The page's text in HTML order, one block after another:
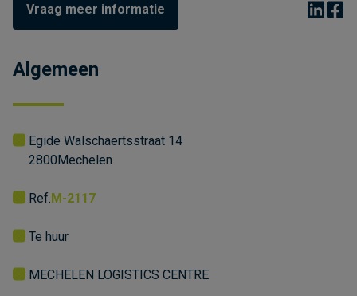
Vraag meer informatie
Algemeen
Mechelen
2800
Egide Walschaertsstraat 14
Ref. M-2117
Te huur
MECHELEN LOGISTICS CENTRE